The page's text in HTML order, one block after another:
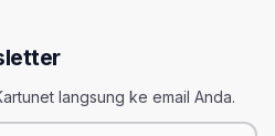
langsung ke email Anda.